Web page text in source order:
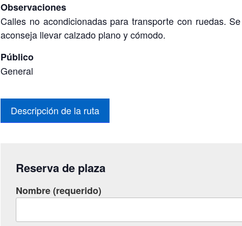
Observaciones
Calles no acondicionadas para transporte con ruedas.
aconseja llevar calzado plano y cómodo.
Público
General
Descripción de la ruta
Reserva de plaza
Nombre (requerido)